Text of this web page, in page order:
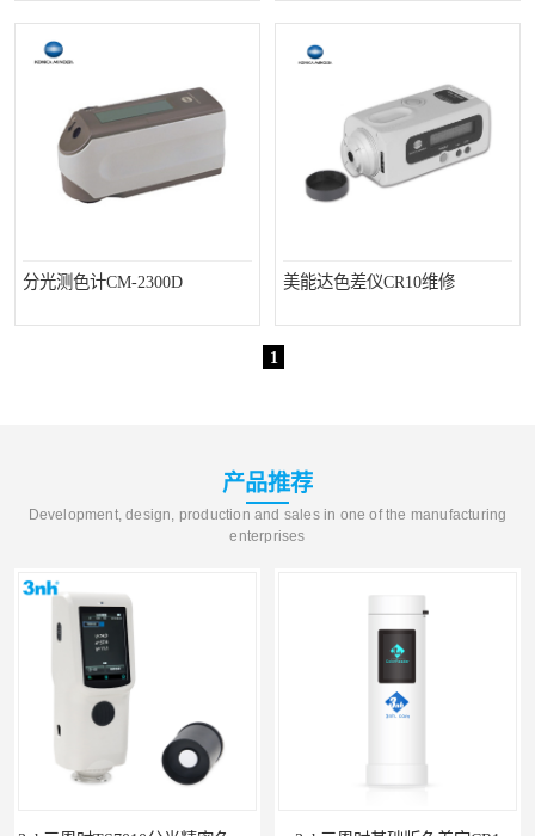
分光测色计CM-2300D 美能达色差仪CR10维修
1
产品推荐
Development, design, production and sales in one of the manufacturing
enterprises
通用仪器产品 彩谱色差仪
印刷看样台 哈希HACH检测仪
条码扫描仪维修